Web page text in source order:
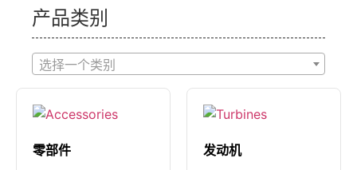
产品类别
选择一个类别
零部件 发动机